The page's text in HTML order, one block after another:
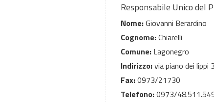
Responsabile Unico del
Nome:Giovanni Berardino
Cognome:Chiarelli
Comune: Lagonegro
Indirizzo:via piano dei lippi 3
Fax:0973/21730
Telefono:0973/